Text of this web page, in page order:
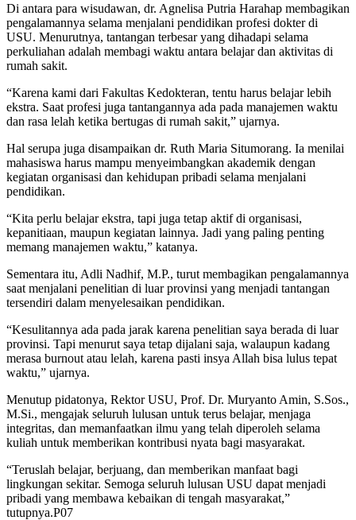
Di antara para wisudawan, dr. Agnelisa Putria Harahap membagikan
pengalamannya selama menjalani pendidikan profesi dokter di
USU. Menurutnya, tantangan terbesar yang dihadapi selama
perkuliahan adalah membagi waktu antara belajar dan aktivitas di
rumah sakit.
“Karena kami dari Fakultas Kedokteran, tentu harus belajar lebih
ekstra. Saat profesi juga tantangannya ada pada manajemen waktu
dan rasa lelah ketika bertugas di rumah sakit,” ujarnya.
Hal serupa juga disampaikan dr. Ruth Maria Situmorang. Ia menilai
mahasiswa harus mampu menyeimbangkan akademik dengan
kegiatan organisasi dan kehidupan pribadi selama menjalani
pendidikan.
“Kita perlu belajar ekstra, tapi juga tetap aktif di organisasi,
kepanitiaan, maupun kegiatan lainnya. Jadi yang paling penting
memang manajemen waktu,” katanya.
Sementara itu, Adli Nadhif, M.P., turut membagikan pengalamannya
saat menjalani penelitian di luar provinsi yang menjadi tantangan
tersendiri dalam menyelesaikan pendidikan.
“Kesulitannya ada pada jarak karena penelitian saya berada di luar
provinsi. Tapi menurut saya tetap dijalani saja, walaupun kadang
merasa burnout atau lelah, karena pasti insya Allah bisa lulus tepat
waktu,” ujarnya.
Menutup pidatonya, Rektor USU, Prof. Dr. Muryanto Amin, S.Sos.,
M.Si., mengajak seluruh lulusan untuk terus belajar, menjaga
integritas, dan memanfaatkan ilmu yang telah diperoleh selama
kuliah untuk memberikan kontribusi nyata bagi masyarakat.
“Teruslah belajar, berjuang, dan memberikan manfaat bagi
lingkungan sekitar. Semoga seluruh lulusan USU dapat menjadi
pribadi yang membawa kebaikan di tengah masyarakat,”
tutupnya.P07